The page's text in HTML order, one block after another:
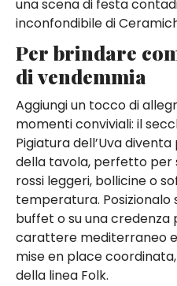
una scena di festa
inconfondibile di
Per brindare
di vendemmia
Aggiungi un tocco di
momenti conviviali: il
Pigiatura dell’Uva
della tavola, perfetto per
rossi leggeri, bollicine o
temperatura. Posizionalo
buffet o su una
carattere mediterraneo
mise en place
della linea Folk.